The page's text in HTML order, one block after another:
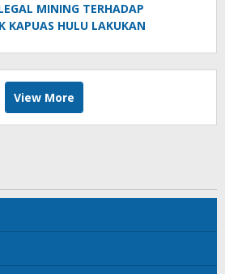
MINING TERHADAP
KAPUAS HULU LAKUKAN
View More